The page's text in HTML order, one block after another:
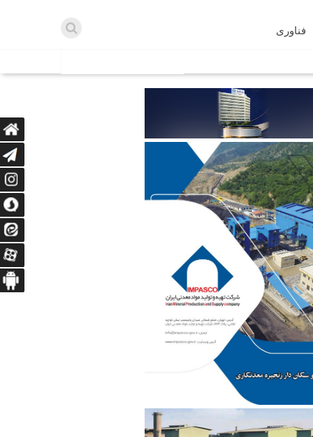
فناوری
دریافت می‌کنند